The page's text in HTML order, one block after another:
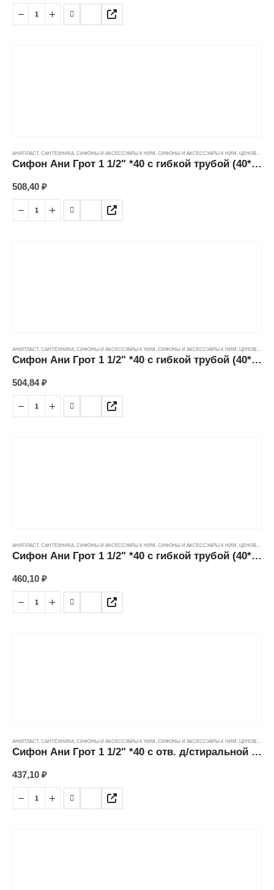
АНИПЛАСТ, САНТЕХНИКА СИФОНЫ И АКСЕССУАРЫ К НИМ СИФОНЫ И АКСЕССУАРЫ К НИМ ЦЕНОВЫЕ ГРУППЫ
Сифон Ани Грот 1 1/2" *40 с гибкой трубой (40*40/50мм) А0515
508,40 ₽
АНИПЛАСТ, САНТЕХНИКА СИФОНЫ И АКСЕССУАРЫ К НИМ СИФОНЫ И АКСЕССУАРЫ К НИМ ЦЕНОВЫЕ ГРУППЫ
Сифон Ани Грот 1 1/2" *40 с гибкой трубой (40*40мм) А0105
504,84₽
АНИПЛАСТ, САНТЕХНИКА СИФОНЫ И АКСЕССУАРЫ К НИМ СИФОНЫ И АКСЕССУАРЫ К НИМ ЦЕНОВЫЕ ГРУППЫ
Сифон Ани Грот 1 1/2" *40 с гибкой трубой (40*50мм) А0110
460,10 ₽
АНИПЛАСТ, САНТЕХНИКА СИФОНЫ И АКСЕССУАРЫ К НИМ СИФОНЫ И АКСЕССУАРЫ К НИМ ЦЕНОВЫЕ ГРУППЫ
Сифон Ани Грот 1 1/2" *40 с отв. д/стиральной машины А1000
437,10 ₽